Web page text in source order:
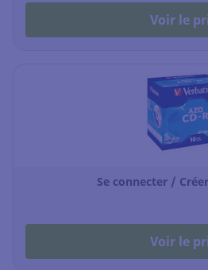
Voir le
Se connecter /
Voir le